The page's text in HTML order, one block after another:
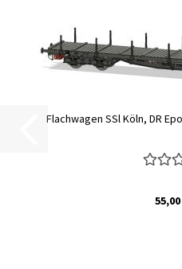
Flachwagen SSl Köln, DR
55,00